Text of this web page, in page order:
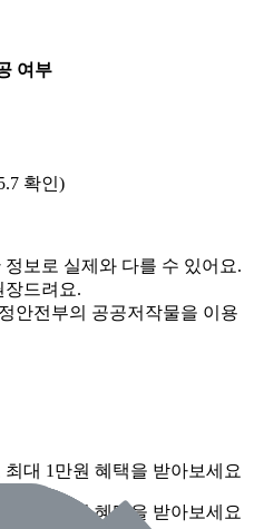
여부
확인)
보로 실제와 다를 수 있어요.
장드려요.
안전부의 공공저작물을 이용
대 1만원 혜택을 받아보세요
대 1만원 혜택을 받아보세요